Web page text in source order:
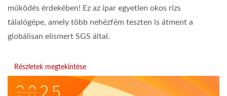
működés érdekében! Ez az ipar egyetlen okos rizs
tálalógépe, amely több nehézfém teszten is átment a
globálisan elismert SGS által.
Részletek megtekintése